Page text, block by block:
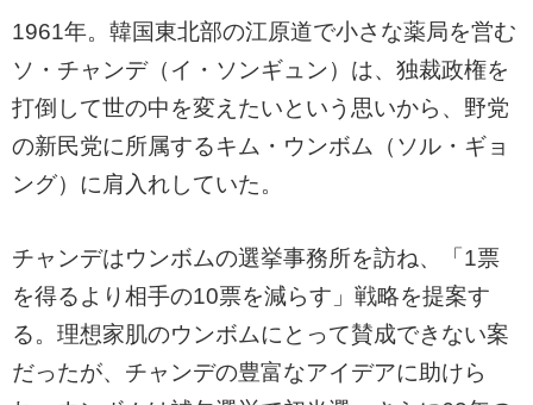
1961年。韓国東北部の江原道で小さな薬局を営む
ソ・チャンデ（イ・ソンギュン）は、独裁政権を
打倒して世の中を変えたいという思いから、野党
の新民党に所属するキム・ウンボム（ソル・ギョ
ング）に肩入れしていた。
チャンデはウンボムの選挙事務所を訪ね、「1票
を得るより相手の10票を減らす」戦略を提案す
る。理想家肌のウンボムにとって賛成できない案
だったが、チャンデの豊富なアイデアに助けら